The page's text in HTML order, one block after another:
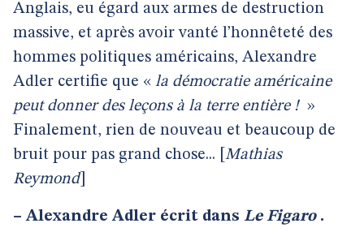
Anglais, eu égard aux armes de destruction
massive, et après avoir vanté l’honnêteté des
hommes politiques américains, Alexandre
Adler certifie que « la démocratie américaine
peut donner des leçons à la terre entière ! »
Finalement, rien de nouveau et beaucoup de
bruit pour pas grand chose... [ Mathias
Reymond]
– Alexandre Adler écrit dans Le Figaro .